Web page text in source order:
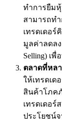
ทำการยืม
สามารถท
เทรดเดอ
มูลค่าลดล
Selling) เ
ตลาดที่หลา
ให้เทรดเด
สินค้าโภค
เทรดเดอร์
ประโยชน์